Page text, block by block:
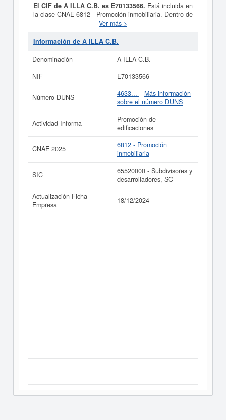
El CIF de A ILLA C.B. es E70133566. Está incluida en
la clase CNAE 6812 - Promoción inmobiliaria. Dentro de
la clasificación de numeración de empresas SIC,
C.B.dispone del número 65520000. Para consultar las
subvenciones que la presente empresa puede solicitar lo
Si está interesado en conocer más datos de la empresa
A ILLA C.B. puede
acceder inmediatamente a este
de A ILLA C.B. y consultar los
resultados de sus años de actividad, así como los
balances y cuentas de resultados disponibles.
La última actualización del informe de empresa se ha
realizado el 18/12/2024.
Ver más >
Información de A ILLA C.B.
Denominación
A ILLA C.B.
NIF
E70133566
Número DUNS 4633...
Más información
sobre el número DUNS
Actividad Informa
Promoción de
edificaciones
CNAE 2025
6812 - Promoción
inmobiliaria
SIC
65520000 - Subdivisores y
desarrolladores, SC
Actualización Ficha
Empresa
18/12/2024